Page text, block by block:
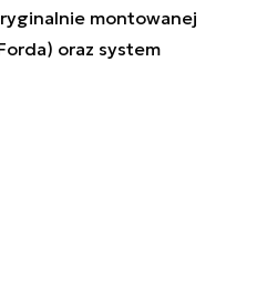
montowanej
oraz system